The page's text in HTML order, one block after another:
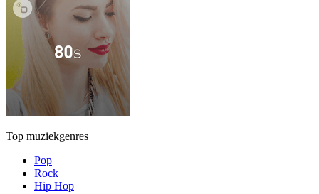
Top muziekgenres
Pop
Rock
Hip Hop